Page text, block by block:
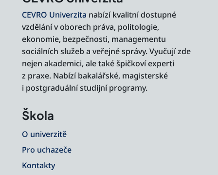
CEVRO Univerzita nabízí kvalitní dostupné
vzdělání v oborech práva, politologie,
ekonomie, bezpečnosti, managementu
sociálních služeb a veřejné správy. Vyučují zde
nejen akademici, ale také špičkoví experti
z praxe. Nabízí bakalářské, magisterské
i postgraduální studijní programy.
Škola
O univerzitě
Pro uchazeče
Kontakty